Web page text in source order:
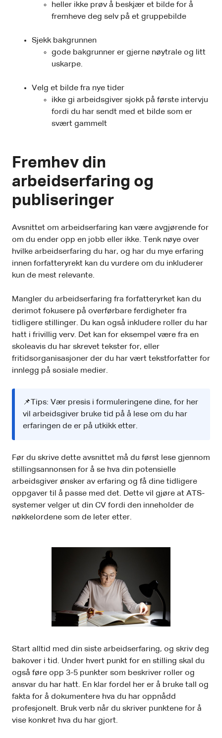
heller ikke prøv å beskjær et bilde for å
fremheve deg selv på et gruppebilde
Sjekk bakgrunnen
gode bakgrunner er gjerne nøytrale og litt
uskarpe.
Velg et bilde fra nye tider
ikke gi arbeidsgiver sjokk på første intervju
fordi du har sendt med et bilde som er
svært gammelt
Fremhev din
arbeidserfaring og
publiseringer
Avsnittet om arbeidserfaring kan være avgjørende for
om du ender opp en jobb eller ikke. Tenk nøye over
hvilke arbeidserfaring du har, og har du mye erfaring
innen forfatteryrekt kan du vurdere om du inkluderer
kun de mest relevante.
Mangler du arbeidserfaring fra forfatteryrket kan du
derimot fokusere på overførbare ferdigheter fra
tidligere stillinger. Du kan også inkludere roller du har
hatt i frivillig verv. Det kan for eksempel være fra en
skoleavis du har skrevet tekster for, eller
fritidsorganisasjoner der du har vært tekstforfatter for
innlegg på sosiale medier.
📌Tips: Vær presis i formuleringene dine, for her
vil arbeidsgiver bruke tid på å lese om du har
erfaringen de er på utkikk etter.
Før du skrive dette avsnittet må du først lese gjennom
stillingsannonsen for å se hva din potensielle
arbeidsgiver ønsker av erfaring og få dine tidligere
oppgaver til å passe med det. Dette vil gjøre at ATS-
systemer velger ut din CV fordi den inneholder de
nøkkelordene som de leter etter.
Start alltid med din siste arbeidserfaring, og skriv deg
bakover i tid. Under hvert punkt for en stilling skal du
også føre opp 3-5 punkter som beskriver roller og
ansvar du har hatt. En klar fordel her er å bruke tall og
fakta for å dokumentere hva du har oppnådd
profesjonelt. Bruk verb når du skriver punktene for å
vise konkret hva du har gjort.